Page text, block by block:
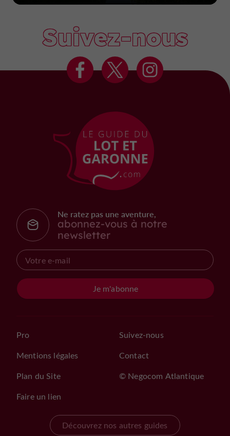
Suivez-nous
Ne ratez pas une aventure,
abonnez-vous à notre
newsletter
Je m'abonne
Pro
Mentions légales
Plan du Site
Faire un lien
Suivez-nous
Contact
© Negocom Atlantique
Découvrez nos autres guides